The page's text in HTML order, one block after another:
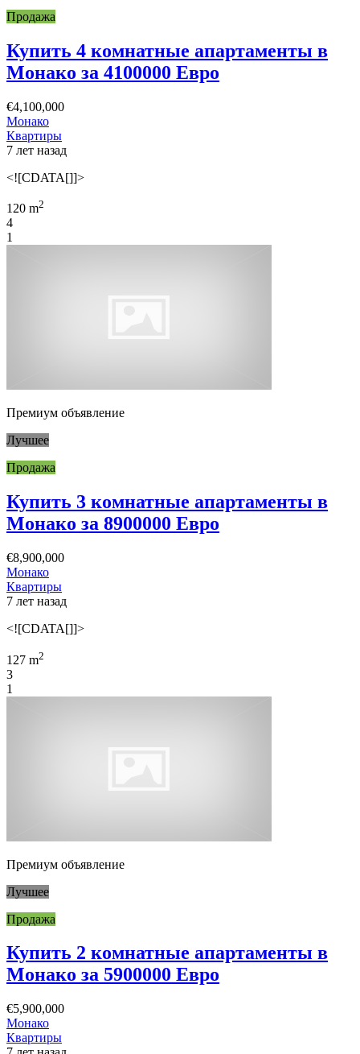
Продажа
Купить 4 комнатные апартаменты в
Монако за 4100000 Евро
€4,100,000
Монако
Квартиры
7 лет назад
<![CDATA[]]>
120 m2
4
1
Премиум объявление
Лучшее
Продажа
Купить 3 комнатные апартаменты в
Монако за 8900000 Евро
€8,900,000
Монако
Квартиры
7 лет назад
<![CDATA[]]>
127 m2
3
1
Премиум объявление
Лучшее
Продажа
Купить 2 комнатные апартаменты в
Монако за 5900000 Евро
€5,900,000
Монако
Квартиры